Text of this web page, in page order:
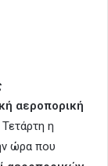
αεροπορική
η
ώρα που